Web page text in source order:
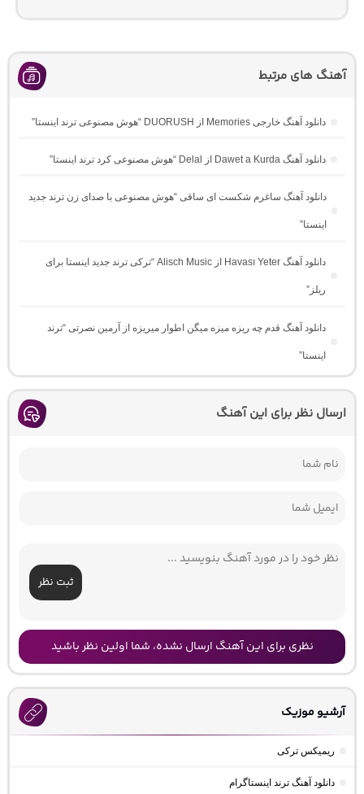
آهنگ های مرتبط
دانلود آهنگ خارجی Memories از DUORUSH “هوش مصنوعی ترند اینستا”
دانلود آهنگ Dawet a Kurda از Delal “هوش مصنوعی کرد ترند اینستا”
دانلود آهنگ ساغرم شکست ای ساقی “هوش مصنوعی با صدای زن ترند جدید
اینستا”
دانلود آهنگ Havası Yeter از Alisch Music “ترکی ترند جدید اینستا برای
ریلز”
دانلود آهنگ ﻗﺪم ﭼﻪ رﻳﺰه ﻣﻴﺰه ﻣﻴﮕﻦ اﻃﻮار ﻣﻴﺮﻳﺰه از آرمین نصرتی “ترند
اینستا”
ارسال نظر برای این آهنگ
ثبت نظر
نظری برای این آهنگ ارسال نشده، شما اولین نظر باشید
آرشیو موزیک
ریمیکس ترکی
دانلود آهنگ ترند اینستاگرام